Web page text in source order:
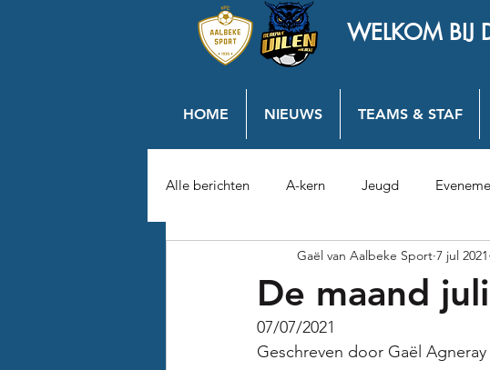
WELKOM BIJ
HOME NIEUWS TEAMS & STAF
Alle berichten A-kern Jeugd
De maand
Gaël van Aalbeke Sport 7 jul 2021
07/07/2021
Geschreven door Gaël Agneray